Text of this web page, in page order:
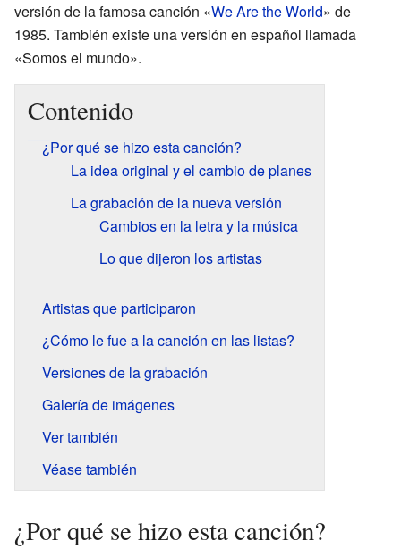
versión de la famosa canción «We Are the World» de
1985. También existe una versión en español llamada
«Somos el mundo».
Contenido
¿Por qué se hizo esta canción?
La idea original y el cambio de planes
La grabación de la nueva versión
Cambios en la letra y la música
Lo que dijeron los artistas
Artistas que participaron
¿Cómo le fue a la canción en las listas?
Versiones de la grabación
Galería de imágenes
Ver también
Véase también
¿Por qué se hizo esta canción?